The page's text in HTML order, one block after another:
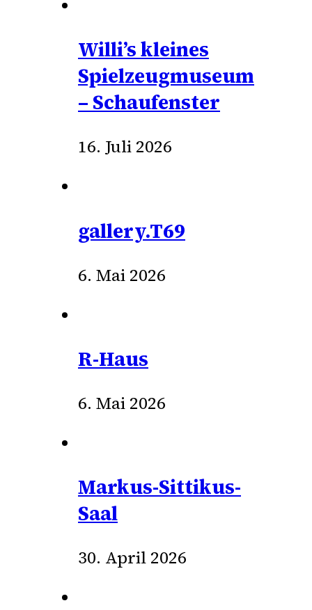
Willi’s kleines
Spielzeugmuseum
– Schaufenster
16. Juli 2026
gallery.T69
6. Mai 2026
R-Haus
6. Mai 2026
Markus-Sittikus-
Saal
30. April 2026